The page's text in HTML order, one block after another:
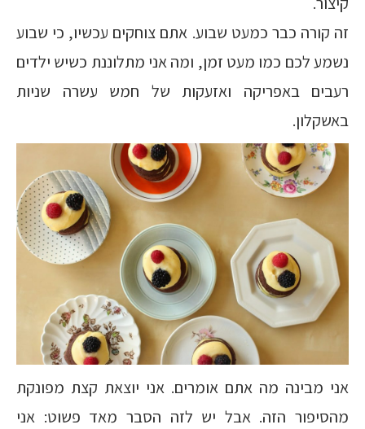
זה קורה כבר כמעט שבוע. אתם צוחקים עכשיו, כי שבוע
נשמע לכם כמו מעט זמן, ומה אני מתלוננת כשיש ילדים
רעבים באפריקה ואזעקות של חמש עשרה שניות
באשקלון.
אני מבינה מה אתם אומרים. אני יוצאת קצת מפונקת
מהסיפור הזה. אבל יש לזה הסבר מאד פשוט: אני